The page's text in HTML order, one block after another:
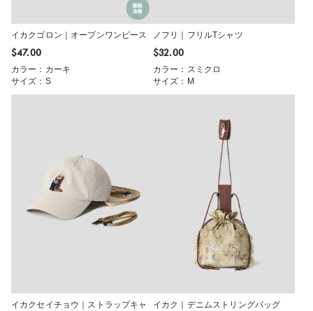
イカクゴロン｜オープンワンピース
$‌47.00
カラー：カーキ
サイズ：S
ノフリ｜フリルTシャツ
$‌32.00
カラー：スミクロ
サイズ：M
イカクセイチョウ｜ストラップキャ
イカク｜デニムストリングバッグ